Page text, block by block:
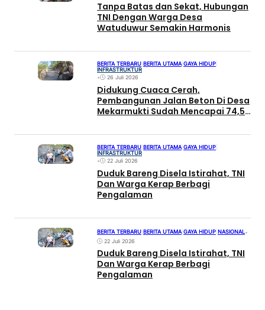
Tanpa Batas dan Sekat, Hubungan
TNI Dengan Warga Desa
Watuduwur Semakin Harmonis
BERITA TERBARU BERITA UTAMA GAYA HIDUP
INFRASTRUKTUR
•
26 Juli 2026
Didukung Cuaca Cerah,
Pembangunan Jalan Beton Di Desa
Mekarmukti Sudah Mencapai 74,50
BERITA TERBARU BERITA UTAMA GAYA HIDUP
INFRASTRUKTUR
•
22 Juli 2026
Duduk Bareng Disela Istirahat, TNI
Dan Warga Kerap Berbagi
Pengalaman
BERITA TERBARU BERITA UTAMA GAYA HIDUP NASIONAL•
22 Juli 2026
Duduk Bareng Disela Istirahat, TNI
Dan Warga Kerap Berbagi
Pengalaman